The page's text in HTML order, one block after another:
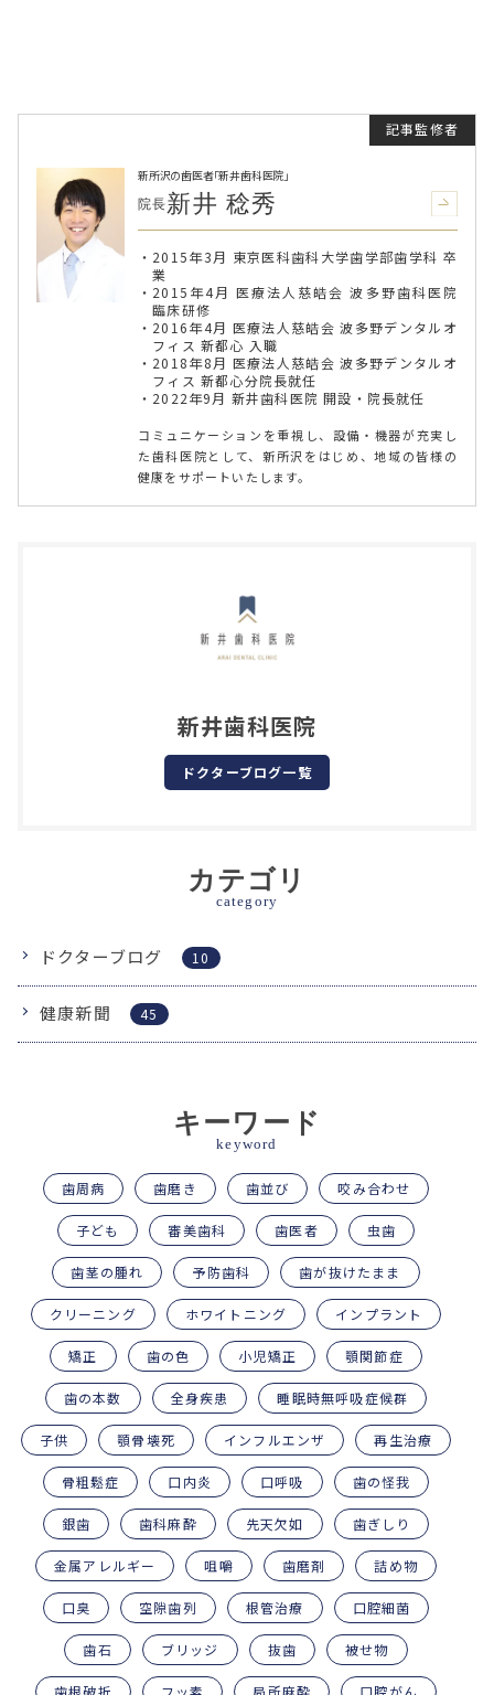
新所沢の歯医者「新井歯科医院」
院長新井 稔秀
2015年3月 東京医科歯科大学歯学部歯学科 卒
業
2015年4月 医療法人慈皓会 波多野歯科医院
臨床研修
2016年4月 医療法人慈皓会 波多野デンタルオ
フィス 新都心 入職
2018年8月 医療法人慈皓会 波多野デンタルオ
フィス 新都心分院長就任
2022年9月 新井歯科医院 開設・院長就任
コミュニケーションを重視し、設備・機器が充実し
た歯科医院として、新所沢をはじめ、地域の皆様の
健康をサポートいたします。
新井歯科医院
ドクターブログ一覧
カテゴリ
category
ドクターブログ 10
健康新聞 45
キーワード
keyword
歯周病 歯磨き 歯並び 咬み合わせ
子ども 審美歯科 歯医者 虫歯
歯茎の腫れ 予防歯科 歯が抜けたまま
クリーニング ホワイトニング インプラント
矯正 歯の色 小児矯正 顎関節症
歯の本数 全身疾患 睡眠時無呼吸症候群
子供 顎骨壊死 インフルエンザ 再生治療
骨粗鬆症 口内炎 口呼吸 歯の怪我
銀歯 歯科麻酔 先天欠如 歯ぎしり
金属アレルギー 咀嚼 歯磨剤 詰め物
口臭 空隙歯列 根管治療 口腔細菌
歯石 ブリッジ 抜歯 被せ物
歯根破折 フッ素 局所麻酔 口腔がん